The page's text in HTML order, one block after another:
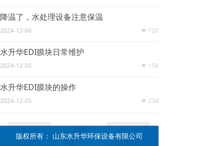
降温了，水处理设备注意保温
넶 120
2024-12-06
水升华EDI膜块日常维护
넶 158
2024-12-05
水升华EDI膜块的操作
넶 234
2024-12-05
版权所有： 山东水升华环保设备有限公司